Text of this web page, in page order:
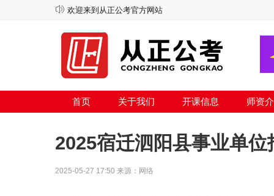
欢迎来到从正公考官方网站
首页 关于我们 开课信息 师资
2025宿迁泗阳县事业单位
2025-05-27 17:50 来源：网络